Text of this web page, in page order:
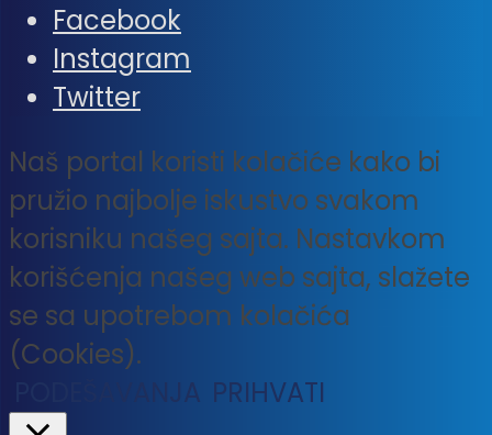
Facebook
Instagram
Twitter
Naš portal koristi kolačiće kako bi
pružio najbolje iskustvo svakom
korisniku našeg sajta. Nastavkom
korišćenja našeg web sajta, slažete
se sa upotrebom kolačića
(Cookies).
PODEŠAVANJA PRIHVATI